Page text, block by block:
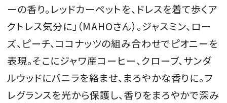
ーの香り。レッドカーペットを、ドレスを着て歩くア
クトレス気分に」（MAHOさん）。ジャスミン、ロー
ズ、ピーチ、ココナッツの組み合わせでピオニーを
表現。そこにジャワ産コーヒー、クローブ、サンダ
ルウッドにバニラを絡ませ、まろやかな香りに。フ
レグランスを光から保護し、香りをまろやかで深み